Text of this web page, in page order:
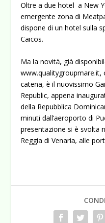
Oltre a due hotel a New
emergente zona di
dispone di un hotel sulla
Caicos.
Ma la novità, già
www.qualitygroupmare.it,
catena, è il nuovissimo
Republic, appena
della Repubblica
minuti dall’aeroporto di
presentazione si è svolta
Reggia di Venaria, alle